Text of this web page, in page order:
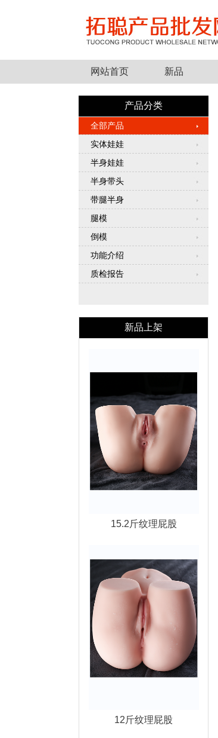
网站首页 新品
产品分类
全部产品
实体娃娃
半身娃娃
半身带头
带腿半身
腿模
倒模
功能介绍
质检报告
新品上架
15.2斤纹理屁股
12斤纹理屁股